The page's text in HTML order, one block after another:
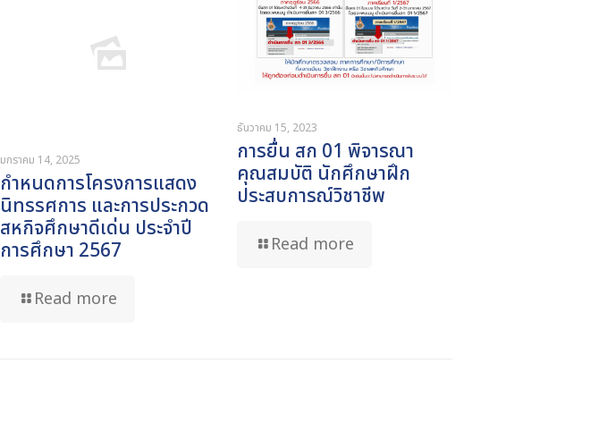
มกราคม 14, 2025
กำหนดการโครงการแสดง
นิทรรศการ และการประกวด
สหกิจศึกษาดีเด่น ประจำปี
การศึกษา 2567
Read more
ธันวาคม 15, 2023
การยื่น สก 01 พิจารณา
คุณสมบัติ นักศึกษาฝึก
ประสบการณ์วิชาชีพ
Read more